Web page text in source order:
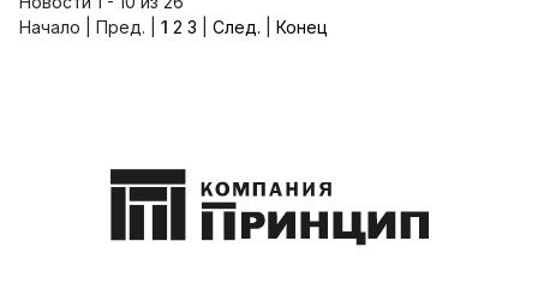
Начало | Пред. | 1 2 3 След. Конец